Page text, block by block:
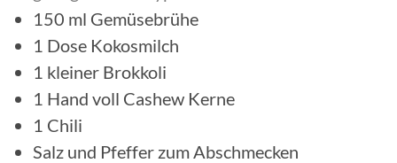
150 ml Gemüsebrühe
1 Dose Kokosmilch
1 kleiner Brokkoli
1 Hand voll Cashew Kerne
1 Chili
Salz und Pfeffer zum Abschmecken